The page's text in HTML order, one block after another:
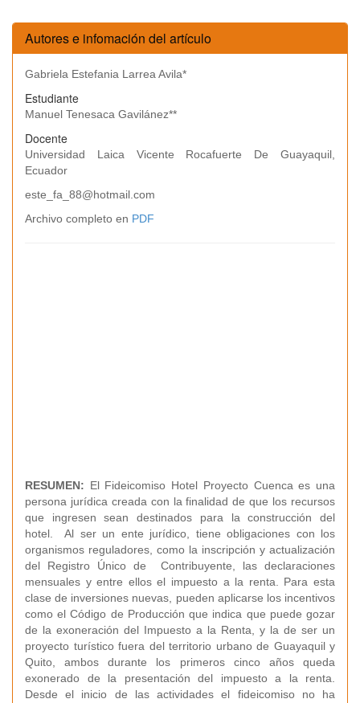
Autores e infomación del artículo
Gabriela Estefania Larrea Avila*
Estudiante
Manuel Tenesaca Gavilánez**
Docente
Universidad Laica Vicente Rocafuerte De Guayaquil,
Ecuador
este_fa_88@hotmail.com
Archivo completo en PDF
RESUMEN: El Fideicomiso Hotel Proyecto Cuenca es una
persona jurídica creada con la finalidad de que los recursos
que ingresen sean destinados para la construcción del
hotel. Al ser un ente jurídico, tiene obligaciones con los
organismos reguladores, como la inscripción y actualización
del Registro Único de Contribuyente, las declaraciones
mensuales y entre ellos el impuesto a la renta. Para esta
clase de inversiones nuevas, pueden aplicarse los incentivos
como el Código de Producción que indica que puede gozar
de la exoneración del Impuesto a la Renta, y la de ser un
proyecto turístico fuera del territorio urbano de Guayaquil y
Quito, ambos durante los primeros cinco años queda
exonerado de la presentación del impuesto a la renta.
Desde el inicio de las actividades el fideicomiso no ha